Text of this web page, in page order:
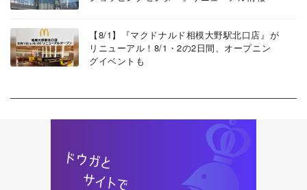
【8/1】『マクドナルド相模大野駅北口店』が
リニューアル！8/1・2の2日間、オープニン
グイベントも